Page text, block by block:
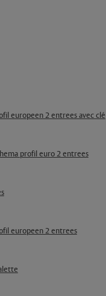
europeen 2 entrees avec clé
profil euro 2 entrees
europeen 2 entrees